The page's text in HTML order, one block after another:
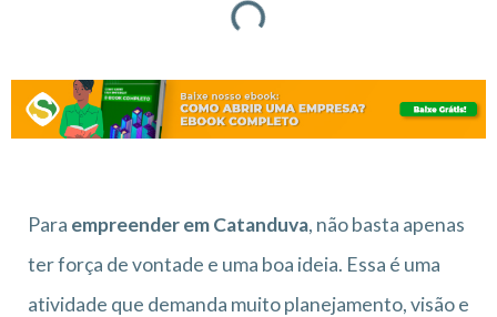
Para empreender em Catanduva, não basta apenas
ter força de vontade e uma boa ideia. Essa é uma
atividade que demanda muito planejamento, visão e